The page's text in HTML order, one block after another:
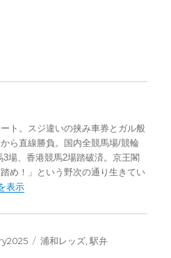
ト。スジ違いの挟み車券とガル般
ら直線勝負。国内全競馬場/競輪
場、香港競馬2場踏破済。京王閣
め！」という野次の通り生きてい
表示
タ
浦和レッズ ,駅弁